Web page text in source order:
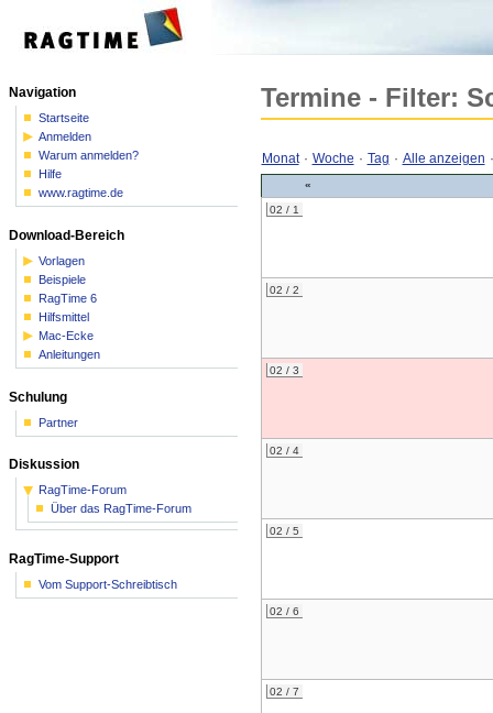
Termine - Filter:
Monat· Woche · Tag · Alle anzeigen
«
02 / 1
02 / 2
02 / 3
02 / 4
02 / 5
02 / 6
02 / 7
Navigation
Startseite
Anmelden
Warum anmelden?
Hilfe
www.ragtime.de
Download-Bereich
Vorlagen
Beispiele
RagTime 6
Hilfsmittel
Mac-Ecke
Anleitungen
Schulung
Partner
Diskussion
RagTime-Forum
Über das RagTime-Forum
RagTime-Support
Vom Support-Schreibtisch